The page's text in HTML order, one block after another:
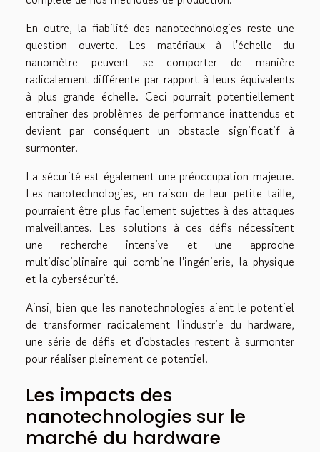
En outre, la fiabilité des nanotechnologies reste une
question ouverte. Les matériaux à l'échelle du
nanomètre peuvent se comporter de manière
radicalement différente par rapport à leurs équivalents
à plus grande échelle. Ceci pourrait potentiellement
entraîner des problèmes de performance inattendus et
devient par conséquent un obstacle significatif à
surmonter.
La sécurité est également une préoccupation majeure.
Les nanotechnologies, en raison de leur petite taille,
pourraient être plus facilement sujettes à des attaques
malveillantes. Les solutions à ces défis nécessitent
une recherche intensive et une approche
multidisciplinaire qui combine l'ingénierie, la physique
et la cybersécurité.
Ainsi, bien que les nanotechnologies aient le potentiel
de transformer radicalement l'industrie du hardware,
une série de défis et d'obstacles restent à surmonter
pour réaliser pleinement ce potentiel.
Les impacts des
nanotechnologies sur le
marché du hardware